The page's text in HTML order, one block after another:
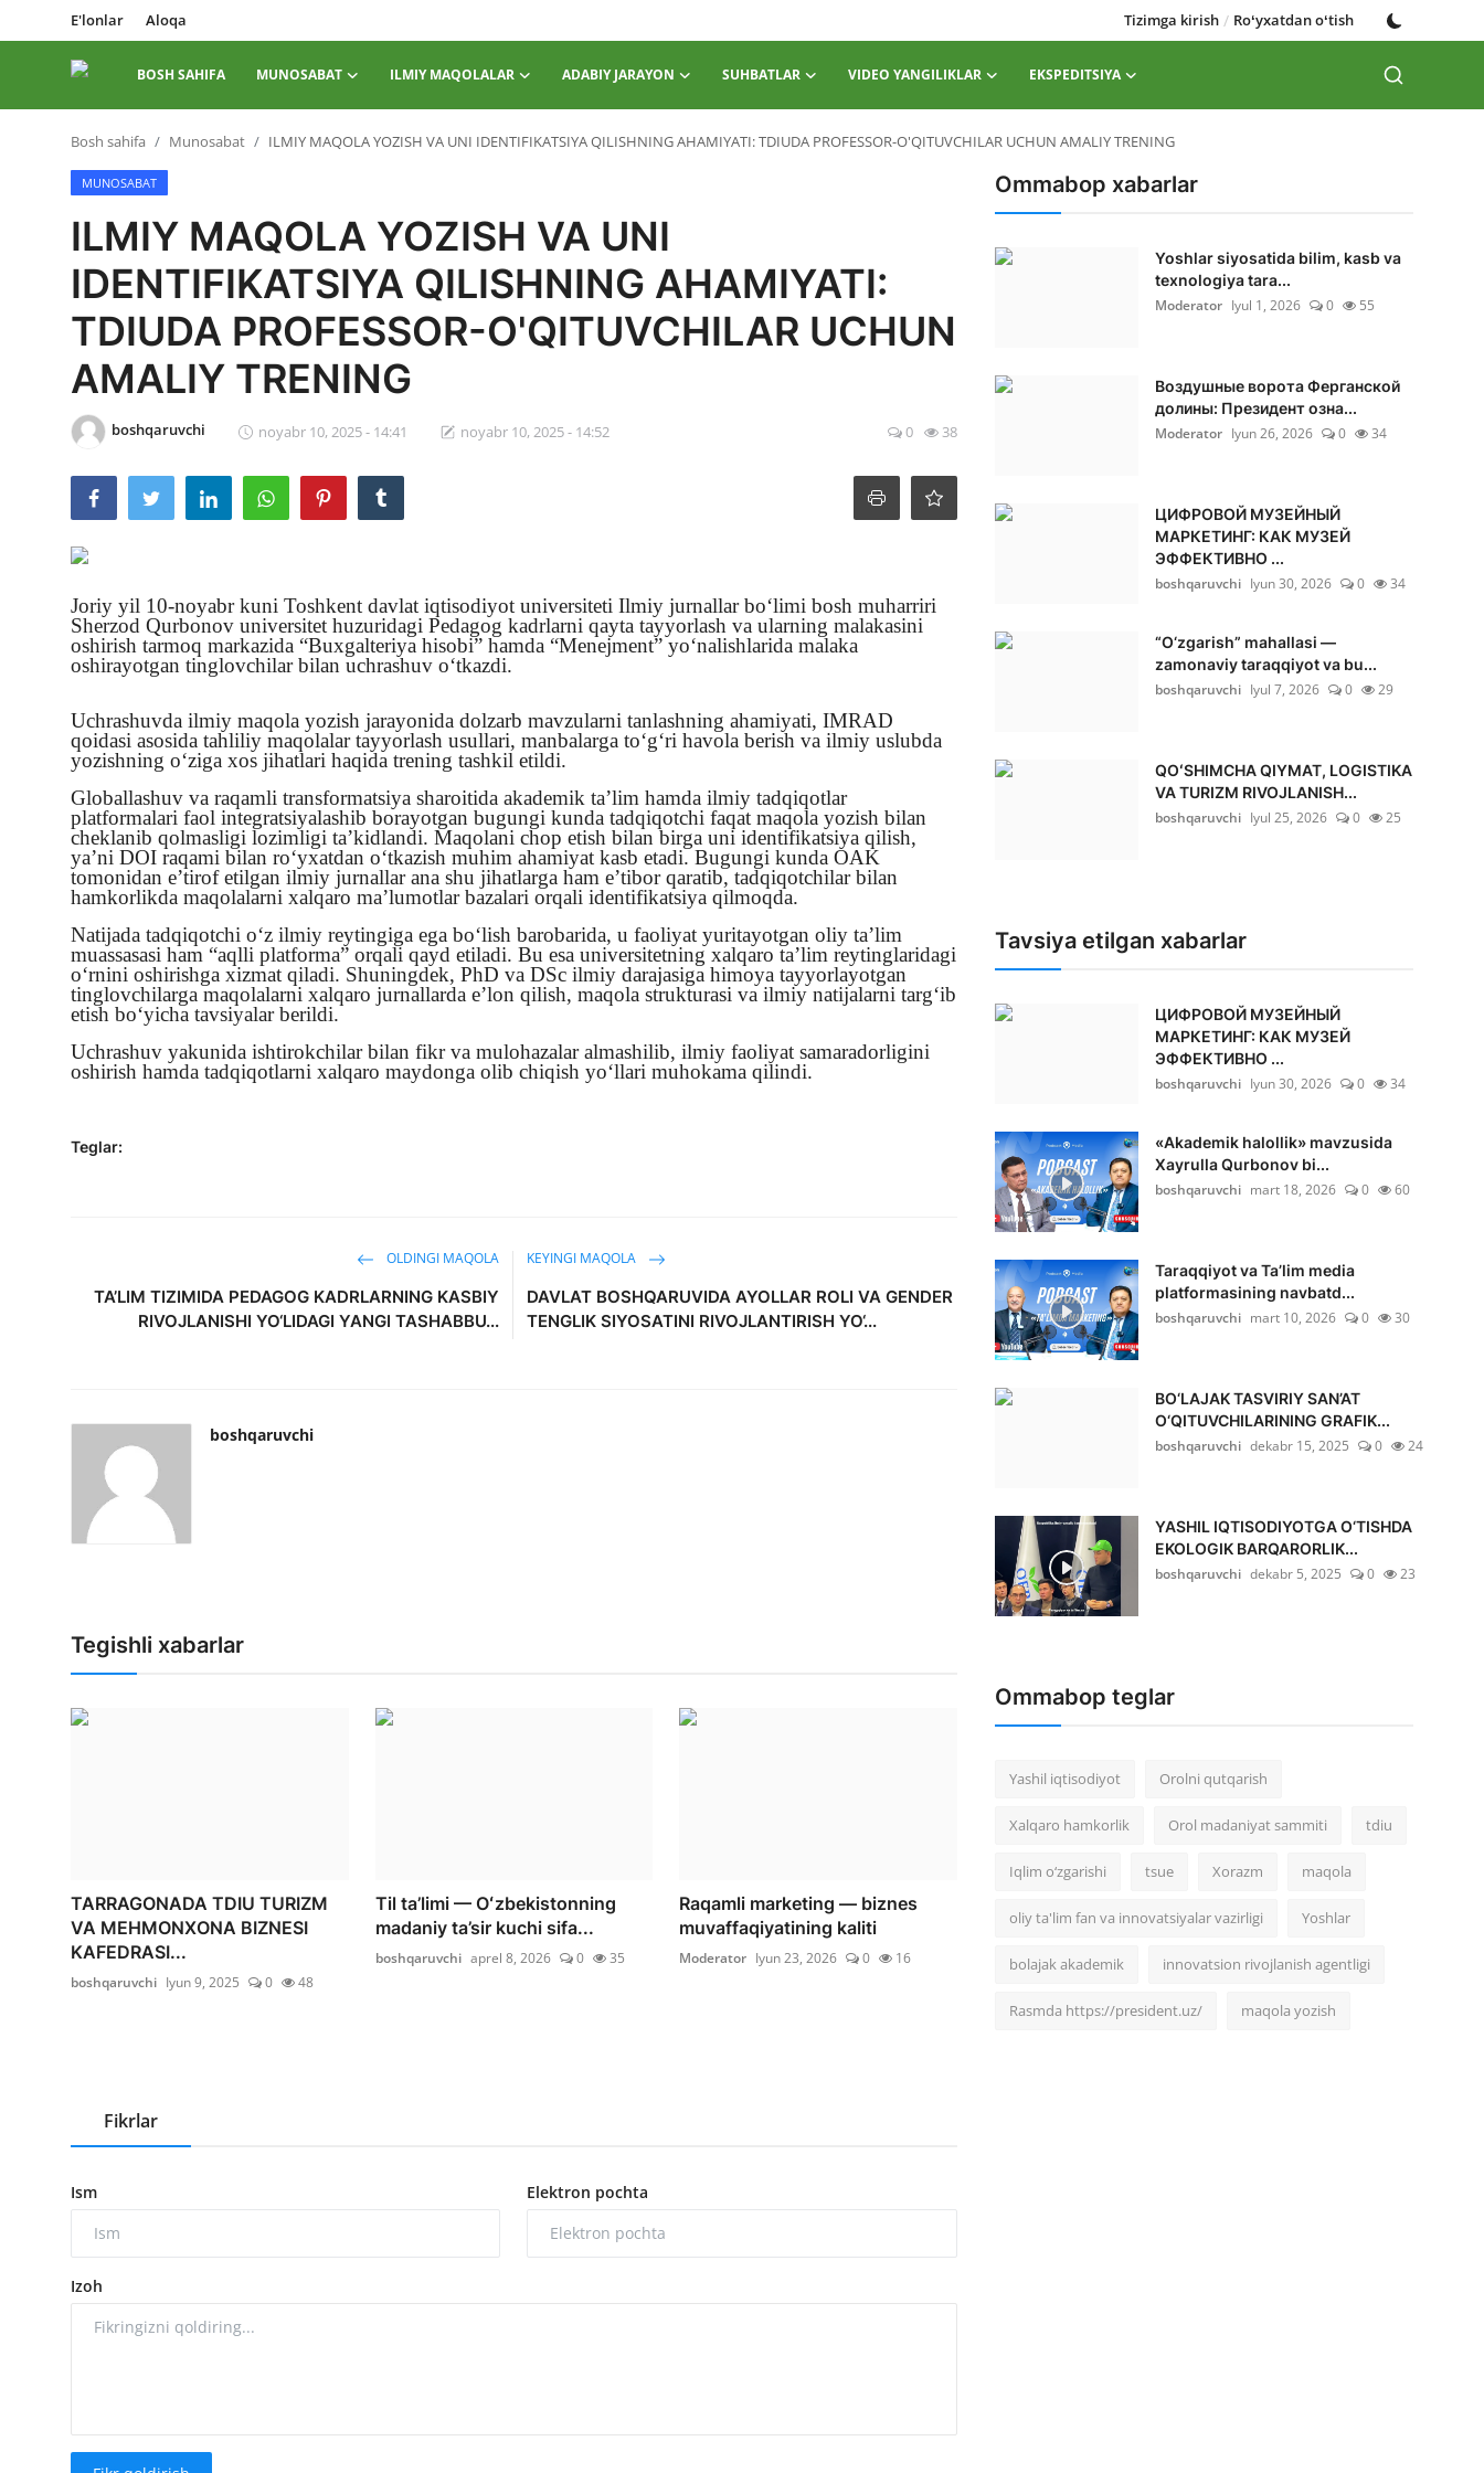
E'lonlar Aloqa Tizimga kirish / Roʻyxatdan oʻtish
BOSH SAHIFA MUNOSABAT ILMIY MAQOLALAR ADABIY JARAYON SUHBATLAR VIDEO YANGILIKLAR EKSPEDITSIYA
kirish
Roʻyxatdan
Bosh sahifa
Munosabat
Ilmiy maqolalar
Adabiy jarayon
Suhbatlar
Video yangiliklar
Ekspeditsiya
Bosh sahifa Munosabat ILMIY MAQOLA YOZISH VA UNI IDENTIFIKATSIYA QILISHNING AHAMIYATI: TDIUDA PROFESSOR-O'QITUVCHILAR UCHUN AMALIY TRENING
MUNOSABAT
ILMIY MAQOLA YOZISH VA UNI
IDENTIFIKATSIYA QILISHNING AHAMIYATI:
TDIUDA PROFESSOR-O'QITUVCHILAR UCHUN
AMALIY TRENING
boshqaruvchi noyabr 10, 2025 - 14:41 noyabr 10, 2025 - 14:52 0 38
Joriy yil 10-noyabr kuni Toshkent davlat iqtisodiyot universiteti Ilmiy jurnallar bo‘limi bosh muharriri
Sherzod Qurbonov universitet huzuridagi Pedagog kadrlarni qayta tayyorlash va ularning malakasini
oshirish tarmoq markazida “Buxgalteriya hisobi” hamda “Menejment” yo‘nalishlarida malaka
oshirayotgan tinglovchilar bilan uchrashuv o‘tkazdi.
Uchrashuvda ilmiy maqola yozish jarayonida dolzarb mavzularni tanlashning ahamiyati, IMRAD
qoidasi asosida tahliliy maqolalar tayyorlash usullari, manbalarga to‘g‘ri havola berish va ilmiy uslubda
yozishning o‘ziga xos jihatlari haqida trening tashkil etildi.
Globallashuv va raqamli transformatsiya sharoitida akademik ta’lim hamda ilmiy tadqiqotlar
platformalari faol integratsiyalashib borayotgan bugungi kunda tadqiqotchi faqat maqola yozish bilan
cheklanib qolmasligi lozimligi ta’kidlandi. Maqolani chop etish bilan birga uni identifikatsiya qilish,
ya’ni DOI raqami bilan ro‘yxatdan o‘tkazish muhim ahamiyat kasb etadi. Bugungi kunda OAK
tomonidan e’tirof etilgan ilmiy jurnallar ana shu jihatlarga ham e’tibor qaratib, tadqiqotchilar bilan
hamkorlikda maqolalarni xalqaro ma’lumotlar bazalari orqali identifikatsiya qilmoqda.
Natijada tadqiqotchi o‘z ilmiy reytingiga ega bo‘lish barobarida, u faoliyat yuritayotgan oliy ta’lim
muassasasi ham “aqlli platforma” orqali qayd etiladi. Bu esa universitetning xalqaro ta’lim reytinglaridagi
o‘rnini oshirishga xizmat qiladi. Shuningdek, PhD va DSc ilmiy darajasiga himoya tayyorlayotgan
tinglovchilarga maqolalarni xalqaro jurnallarda e’lon qilish, maqola strukturasi va ilmiy natijalarni targ‘ib
etish bo‘yicha tavsiyalar berildi.
Uchrashuv yakunida ishtirokchilar bilan fikr va mulohazalar almashilib, ilmiy faoliyat samaradorligini
oshirish hamda tadqiqotlarni xalqaro maydonga olib chiqish yo‘llari muhokama qilindi.
Teglar:
OLDINGI MAQOLA
TA’LIM TIZIMIDA PEDAGOG KADRLARNING KASBIY
RIVOJLANISHI YO‘LIDAGI YANGI TASHABBU...
KEYINGI MAQOLA
DAVLAT BOSHQARUVIDA AYOLLAR ROLI VA GENDER
TENGLIK SIYOSATINI RIVOJLANTIRISH YO‘...
boshqaruvchi
Tegishli xabarlar
TARRAGONADA TDIU TURIZM
VA MEHMONXONA BIZNESI
KAFEDRASI...
boshqaruvchi Iyun 9, 2025 0 48
Til ta’limi — Oʻzbekistonning
madaniy ta’sir kuchi sifa...
boshqaruvchi aprel 8, 2026 0 35
Raqamli marketing — biznes
muvaffaqiyatining kaliti
Moderator Iyun 23, 2026 0 16
Fikrlar
Ism Elektron pochta
Izoh
Ommabop xabarlar
Yoshlar siyosatida bilim, kasb va
texnologiya tara...
Moderator Iyul 1, 2026 0 55
Воздушные ворота Ферганской
долины: Президент озна...
Moderator Iyun 26, 2026 0 34
ЦИФРОВОЙ МУЗЕЙНЫЙ
МАРКЕТИНГ: КАК МУЗЕЙ
ЭФФЕКТИВНО ...
boshqaruvchi Iyun 30, 2026 0 34
“O‘zgarish” mahallasi —
zamonaviy taraqqiyot va bu...
boshqaruvchi Iyul 7, 2026 0 29
QOʻSHIMCHA QIYMAT, LOGISTIKA
VA TURIZM RIVOJLANISH...
boshqaruvchi Iyul 25, 2026 0 25
Tavsiya etilgan xabarlar
ЦИФРОВОЙ МУЗЕЙНЫЙ
МАРКЕТИНГ: КАК МУЗЕЙ
ЭФФЕКТИВНО ...
boshqaruvchi Iyun 30, 2026 0 34
«Akademik halollik» mavzusida
Xayrulla Qurbonov bi...
boshqaruvchi mart 18, 2026 0 60
Taraqqiyot va Ta’lim media
platformasining navbatd...
boshqaruvchi mart 10, 2026 0 30
BO‘LAJAK TASVIRIY SAN’AT
O‘QITUVCHILARINING GRAFIK...
boshqaruvchi dekabr 15, 2025 0 24
YASHIL IQTISODIYOTGA O‘TISHDA
EKOLOGIK BARQARORLIK...
boshqaruvchi dekabr 5, 2025 0 23
Ommabop teglar
Yashil iqtisodiyot Orolni qutqarish
Xalqaro hamkorlik Orol madaniyat sammiti tdiu
Iqlim o‘zgarishi tsue Xorazm maqola
oliy ta'lim fan va innovatsiyalar vazirligi Yoshlar
bolajak akademik innovatsion rivojlanish agentligi
Rasmda https://president.uz/ maqola yozish